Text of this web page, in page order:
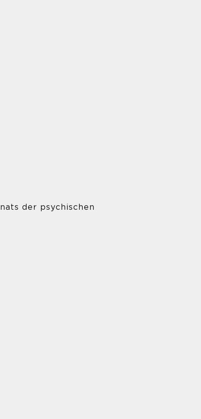
der psychischen